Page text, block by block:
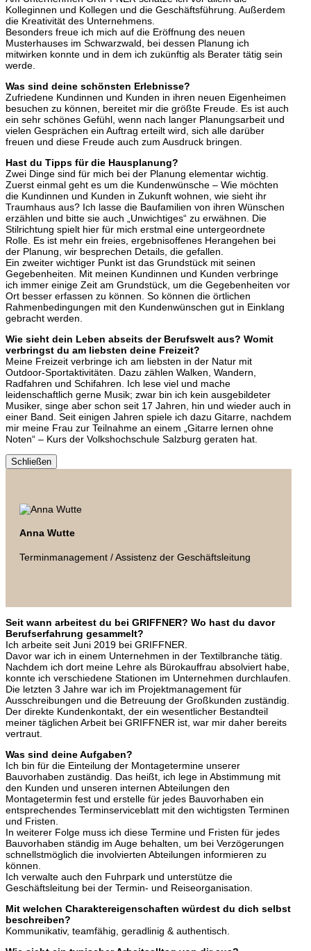
Kolleginnen und Kollegen und die Geschäftsführung. Außerdem
die Kreativität des Unternehmens.
Besonders freue ich mich auf die Eröffnung des neuen
Musterhauses im Schwarzwald, bei dessen Planung ich
mitwirken konnte und in dem ich zukünftig als Berater tätig sein
werde.
Was sind deine schönsten Erlebnisse?
Zufriedene Kundinnen und Kunden in ihren neuen Eigenheimen
besuchen zu können, bereitet mir die größte Freude. Es ist auch
ein sehr schönes Gefühl, wenn nach langer Planungsarbeit und
vielen Gesprächen ein Auftrag erteilt wird, sich alle darüber
freuen und diese Freude auch zum Ausdruck bringen.
Hast du Tipps für die Hausplanung?
Zwei Dinge sind für mich bei der Planung elementar wichtig.
Zuerst einmal geht es um die Kundenwünsche – Wie möchten
die Kundinnen und Kunden in Zukunft wohnen, wie sieht ihr
Traumhaus aus? Ich lasse die Baufamilien von ihren Wünschen
erzählen und bitte sie auch „Unwichtiges“ zu erwähnen. Die
Stilrichtung spielt hier für mich erstmal eine untergeordnete
Rolle. Es ist mehr ein freies, ergebnisoffenes Herangehen bei
der Planung, wir besprechen Details, die gefallen.
Ein zweiter wichtiger Punkt ist das Grundstück mit seinen
Gegebenheiten. Mit meinen Kundinnen und Kunden verbringe
ich immer einige Zeit am Grundstück, um die Gegebenheiten vor
Ort besser erfassen zu können. So können die örtlichen
Rahmenbedingungen mit den Kundenwünschen gut in Einklang
gebracht werden.
Wie sieht dein Leben abseits der Berufswelt aus? Womit
verbringst du am liebsten deine Freizeit?
Meine Freizeit verbringe ich am liebsten in der Natur mit
Outdoor-Sportaktivitäten. Dazu zählen Walken, Wandern,
Radfahren und Schifahren. Ich lese viel und mache
leidenschaftlich gerne Musik; zwar bin ich kein ausgebildeter
Musiker, singe aber schon seit 17 Jahren, hin und wieder auch in
einer Band. Seit einigen Jahren spiele ich dazu Gitarre, nachdem
mir meine Frau zur Teilnahme an einem „Gitarre lernen ohne
Noten“ – Kurs der Volkshochschule Salzburg geraten hat.
Schließen
Anna Wutte
Terminmanagement / Assistenz der Geschäftsleitung
Seit wann arbeitest du bei GRIFFNER? Wo hast du davor
Berufserfahrung gesammelt?
Ich arbeite seit Juni 2019 bei GRIFFNER.
Davor war ich in einem Unternehmen in der Textilbranche tätig.
Nachdem ich dort meine Lehre als Bürokauffrau absolviert habe,
konnte ich verschiedene Stationen im Unternehmen durchlaufen.
Die letzten 3 Jahre war ich im Projektmanagement für
Ausschreibungen und die Betreuung der Großkunden zuständig.
Der direkte Kundenkontakt, der ein wesentlicher Bestandteil
meiner täglichen Arbeit bei GRIFFNER ist, war mir daher bereits
vertraut.
Was sind deine Aufgaben?
Ich bin für die Einteilung der Montagetermine unserer
Bauvorhaben zuständig. Das heißt, ich lege in Abstimmung mit
den Kunden und unseren internen Abteilungen den
Montagetermin fest und erstelle für jedes Bauvorhaben ein
entsprechendes Terminserviceblatt mit den wichtigsten Terminen
und Fristen.
In weiterer Folge muss ich diese Termine und Fristen für jedes
Bauvorhaben ständig im Auge behalten, um bei Verzögerungen
schnellstmöglich die involvierten Abteilungen informieren zu
können.
Ich verwalte auch den Fuhrpark und unterstütze die
Geschäftsleitung bei der Termin- und Reiseorganisation.
Mit welchen Charaktereigenschaften würdest du dich selbst
beschreiben?
Kommunikativ, teamfähig, geradlinig & authentisch.